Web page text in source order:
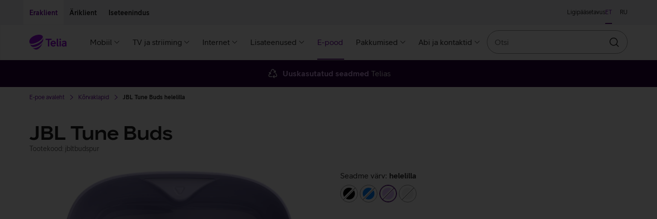
Eraklient Äriklient Iseteenindus LigipääsetavusET RU
Mobiil TV ja striiming Internet Lisateenused E-pood Pakkumised Abi ja kontaktid
Otsin
Uuskasutatud seadmed Telias
E-poe avaleht Kõrvaklapid JBL Tune Buds helelilla
JBL Tune Buds
Tootekood: jbltbudspur
Seadme värv: helelilla
mustsininehelelillavalge